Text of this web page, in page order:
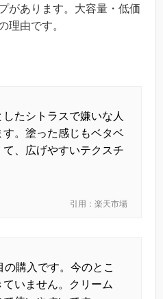
があります。大容量・低価
理由です。
たシトラスで嫌いな人
。塗った感じもベタベ
て、広げやすいテクスチ
引用：楽天市場
購入です。今のとこ
いません。クリーム